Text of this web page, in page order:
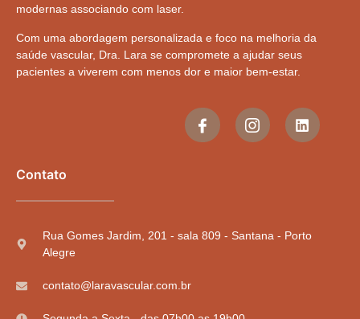
modernas associando com laser.
Com uma abordagem personalizada e foco na melhoria da
saúde vascular, Dra. Lara se compromete a ajudar seus
pacientes a viverem com menos dor e maior bem-estar.
Contato
Rua Gomes Jardim, 201 - sala 809 - Santana - Porto
Alegre
contato@laravascular.com.br